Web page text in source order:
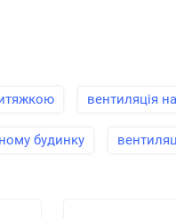
вентиляція
будинку